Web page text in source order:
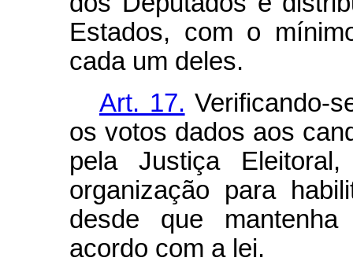
Estados, com o
cada um deles.
Art. 17. Verificando-
os votos dados aos
pela Justiça
organização para
desde que
acordo com a lei.